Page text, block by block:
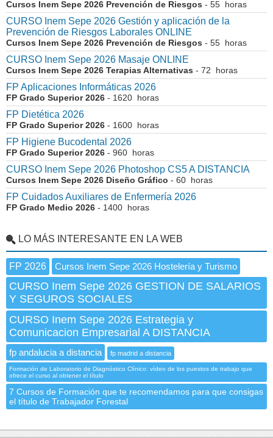
Cursos Inem Sepe 2026 Prevención de Riesgos - 55 horas
CURSO Inem Sepe 2026 Gestión y aplicación de la
Prevención de Riesgos Laborales ONLINE
Cursos Inem Sepe 2026 Prevención de Riesgos - 55 horas
CURSO Inem Sepe 2026 Masaje ONLINE
Cursos Inem Sepe 2026 Terapias Alternativas - 72 horas
FP Aplicaciones Informáticas 2026
FP Grado Superior 2026 - 1620 horas
FP Dietética 2026
FP Grado Superior 2026 - 1600 horas
FP Higiene Bucodental 2026
FP Grado Superior 2026 - 960 horas
CURSO Inem Sepe 2026 Photoshop CS5 A DISTANCIA
Cursos Inem Sepe 2026 Diseño Gráfico - 60 horas
FP Cuidados Auxiliares de Enfermería 2026
FP Grado Medio 2026 - 1400 horas
LO MÁS INTERESANTE EN LA WEB
FP 2026 Cursos Inem Sepe 2026 Hostelería y Turismo
CURSO Inem Sepe 2026 GESTION DE SALARIOS
Y SEGUROS SOCIALES
CURSO Inem Sepe 2026 Estrategia y
Comunicacion Empresarial A DISTANCIA
fp andalucia a distancia fp madrid a distancia
Formación de Laboratorio de Diagnóstico Clínico: vídeo de los puestos de trabajo que
ofrece el curso al obtener el título
7 Cursos de Formación que te recomendamos para que consigas
el título de Trabajador Forestal